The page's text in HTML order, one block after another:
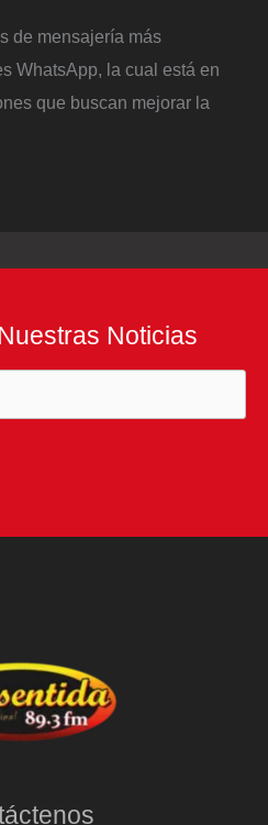
de mensajería más
WhatsApp, la cual está en
que buscan mejorar la
Noticias